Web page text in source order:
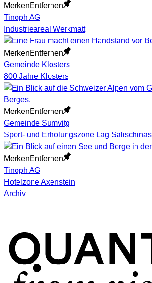
MerkenEntfernen
Tinoph AG
Industrieareal Werkmatt
MerkenEntfernen
Gemeinde Klosters
800 Jahre Klosters
MerkenEntfernen
Gemeinde Sumvitg
Sport- und Erholungszone Lag Salischinas
MerkenEntfernen
Tinoph AG
Hotelzone Axenstein
Archiv